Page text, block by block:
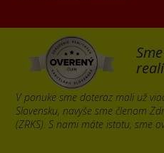
V ponuke sme doteraz mali už
Slovensku, navyše sme členom
(ZRKS). S nami máte istotu, sme